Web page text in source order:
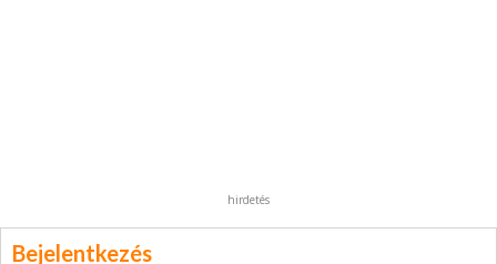
hirdetés
Bejelentkezés